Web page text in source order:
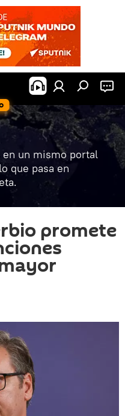
en un mismo portal
que pasa en
promete